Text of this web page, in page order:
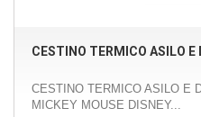
CESTINO TERMICO ASILO E
CESTINO TERMICO ASILO E
MICKEY MOUSE DISNEY...